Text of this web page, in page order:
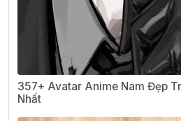
357+ Avatar Anime Nam Đẹp
Nhất